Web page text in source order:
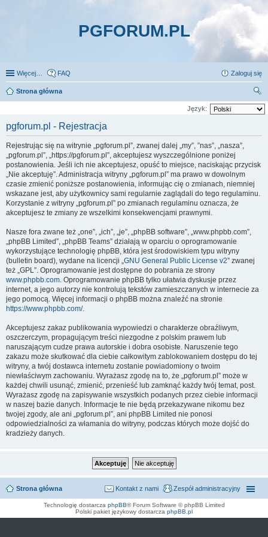
PGFORUM.PL
Więcej… FAQ Zaloguj się
Strona główna
zu
Język:
pgforum.pl - Rejestracja
Rejestrując się na witrynie „pgforum.pl”, zwanej dalej „my”, ”nas”, „nasza”,
„pgforum.pl”, „https://pgforum.pl”, akceptujesz wyszczególnione poniżej
postanowienia. Jeśli ich nie akceptujesz, opuść to miejsce, naciskając przycisk
„Nie akceptuję”. Administracja witryny „pgforum.pl” ma prawo w dowolnym
czasie zmienić poniższe postanowienia, informując cię o zmianach, niemniej
wskazane jest, aby użytkownicy sami regularnie zaglądali do tego regulaminu.
Korzystanie z witryny „pgforum.pl” po zmianach regulaminu oznacza, że
akceptujesz te zmiany ze wszelkimi konsekwencjami prawnymi.
Nasze fora zwane też „one”, „ich”, „je”, „phpBB software”, „www.phpbb.com”,
„phpBB Limited”, „phpBB Teams” działają w oparciu o oprogramowanie
wykorzystujące technologię phpBB, która jest środowiskiem typu witryny
(bulletin board), wydane na licencji „GNU General Public License v2” zwanej
też „GPL”. Oprogramowanie jest dostępne do pobrania ze strony
www.phpbb.com. Oprogramowanie phpBB tylko ułatwia dyskusje przez
internet, a jego autorzy nie kontrolują tekstów zamieszczanych w internecie za
jego pomocą. Więcej informacji o phpBB można znaleźć na stronie
https://www.phpbb.com/.
Akceptujesz zakaz publikowania wypowiedzi o charakterze obraźliwym,
oszczerczym, propagującym treści niezgodne z polskim prawem lub
naruszającym cudze prawa autorskie i dobra osobiste. Naruszenie tego
zakazu może skutkować dla ciebie całkowitym zablokowaniem dostępu do tej
witryny, a twój dostawca internetu zostanie powiadomiony o twoim
niewłaściwym zachowaniu. Wyrażasz zgodę na to, że „pgforum.pl” może w
każdej chwili usunąć, zmienić, przenieść lub zamknąć każdy twój temat, post.
Wyrażasz zgodę na zapisywanie wszystkich podanych przez ciebie informacji
w naszej bazie danych. Informacje te nie będą przekazywane nikomu bez
twojej zgody, ale ani „pgforum.pl”, ani phpBB Limited nie ponosi
odpowiedzialności za włamania do witryny, podczas których może dojść do
kradzieży danych.
Strona główna Zespół administracyjny
Kontakt z nami
Technologię dostarcza phpBB® Forum Software © phpBB Limited
Polski pakiet językowy dostarcza phpBB.pl